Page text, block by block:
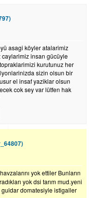
asagi köyler atalarimiz
insan gücüyle
kurutunuz her
sizin olsun bir
el insaf yaziklar olsun
cok sey var lütfen hak
yok ettiler Bunların
yok dsi tarım mud.yeni
guldar domatesiyle istigaller